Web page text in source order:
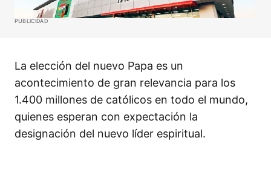
PUBLICIDAD
La elección del nuevo Papa es un
acontecimiento de gran relevancia para los
1.400 millones de católicos en todo el mundo,
quienes esperan con expectación la
designación del nuevo líder espiritual.